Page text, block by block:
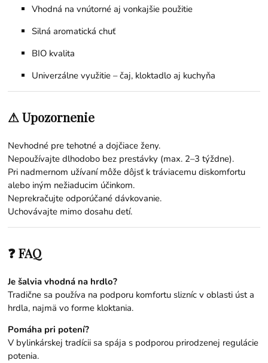
Vhodná na vnútorné aj vonkajšie použitie
Silná aromatická chuť
BIO kvalita
Univerzálne využitie – čaj, kloktadlo aj kuchyňa
⚠ Upozornenie
Nevhodné pre tehotné a dojčiace ženy.
Nepoužívajte dlhodobo bez prestávky (max. 2–3 týždne).
Pri nadmernom užívaní môže dôjsť k tráviacemu diskomfortu
alebo iným nežiaducim účinkom.
Neprekračujte odporúčané dávkovanie.
Uchovávajte mimo dosahu detí.
❓ FAQ
Je šalvia vhodná na hrdlo?
Tradične sa používa na podporu komfortu slizníc v oblasti úst a
hrdla, najmä vo forme kloktania.
Pomáha pri potení?
V bylinkárskej tradícii sa spája s podporou prirodzenej regulácie
potenia.